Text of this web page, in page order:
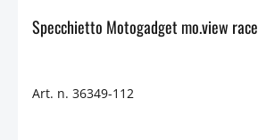
Specchietto Motogadget mo.view race
Art. n. 36349-112